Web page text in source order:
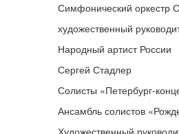
Симфонический оркестр
художественный
Народный артист России
Сергей Стадлер
Солисты «Петербург-
Ансамбль солистов
Художественный